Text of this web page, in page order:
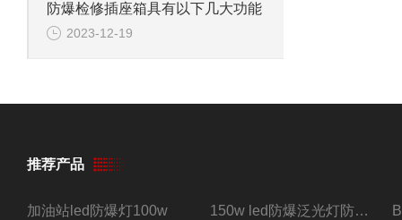
防爆检修插座箱具有以下几大功能
2023-12-19
推荐产品
加油站led防爆灯100w 150w led防爆泛光灯防水防尘防爆三防灯